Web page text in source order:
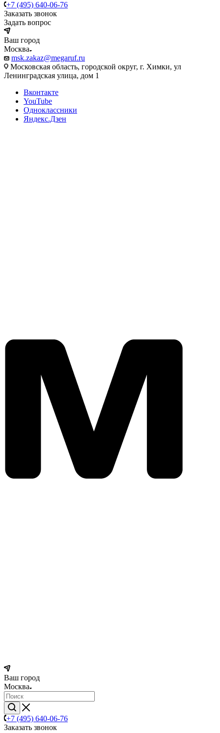
+7 (495) 640-06-76
Заказать звонок
Задать вопрос
Ваш город
Москва
msk.zakaz@megaruf.ru
Московская область, городской округ, г. Химки, ул
Ленинградская улица, дом 1
Вконтакте
YouTube
Одноклассники
Яндекс.Дзен
Ваш город
Москва
+7 (495) 640-06-76
Заказать звонок